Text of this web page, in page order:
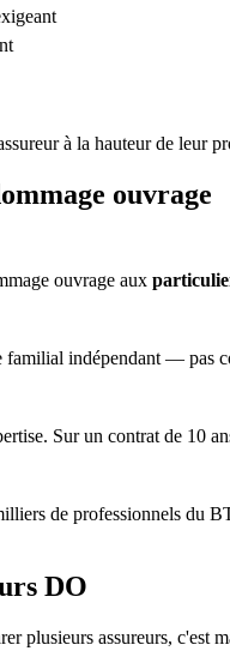
à la hauteur de leur
ouvrage
ouvrage aux
indépendant — pas
Sur un contrat de 10
de professionnels du
DO
plusieurs assureurs, c'est